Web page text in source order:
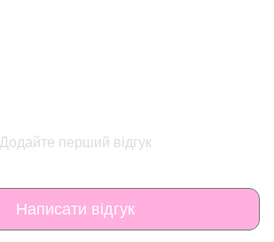
Додайте перший відгук
Написати відгук